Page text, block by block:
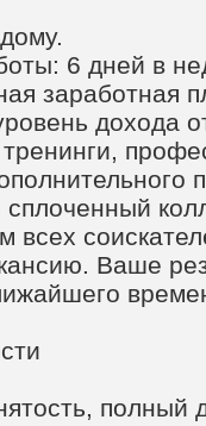
6 дней в
заработная
дохода
всех
Ваше
полный